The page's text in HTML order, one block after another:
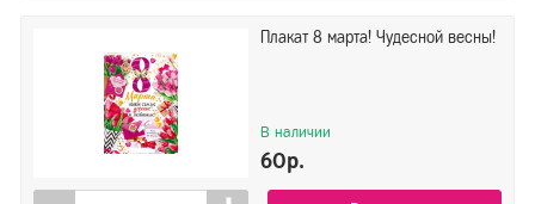
Плакат 8 марта! Чудесной весны!
В наличии
60р.